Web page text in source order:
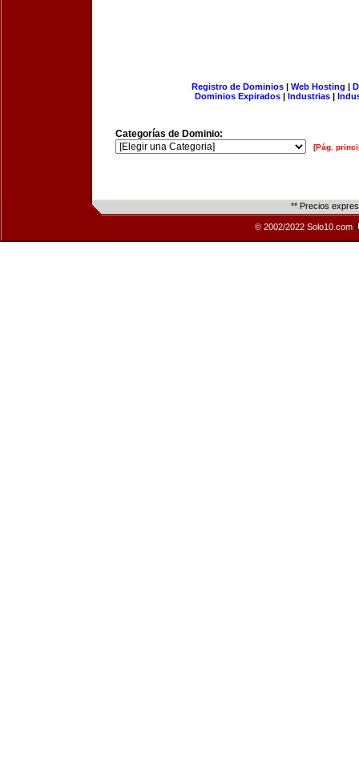
Registro de Dominios| Web Hosting |
Dominios Expirados | Industrias |
Categorías de Dominio:
[Pág.
** Precios
© 2002/2022 Solo10.com